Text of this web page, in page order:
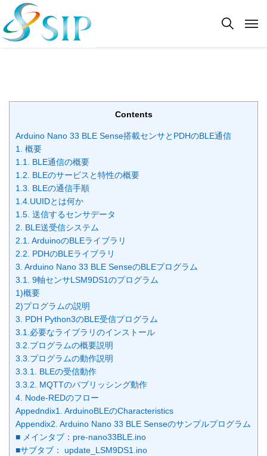
Contents
Arduino Nano 33 BLE Sense搭載センサとPDHのBLE通信
1. 概要
1.1. BLE通信の概要
1.2. BLEのサービスと特性の概要
1.3. BLEの通信手順
1.4.UUIDとは何か
1.5. 送信するセンサデータ
2. BLE送受信システム
2.1. ArduinoのBLEライブラリ
2.2. PDHのBLEライブラリ
3. Arduino Nano 33 BLE SenseのBLEプログラム
3.1. 9軸センサLSM9DS1のプログラム
1)概要
2)プログラムの説明
3. PDH Python3のBLE受信プログラム
3.1.必要なライブラリのインストール
3.2.プログラムの概要説明
3.3.プログラムの動作説明
3.3.1. BLEの受信動作
3.3.2. MQTTのパブリッシング動作
4. Node-REDのフロー
Appedndix1. ArduinoBLEのCharacteristics
Appendix2. Arduino Nano 33 BLE Senseのサンプルプログラム
■ メインタブ：pre-nano33BLE.ino
■サブタブ： update_LSM9DS1.ino